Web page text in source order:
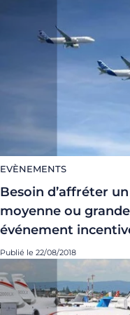
EVÈNEMENTS
Besoin d’affréter
moyenne ou
événement
Publié le 22/08/2018